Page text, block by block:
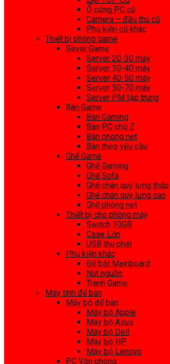
Ổ cứng PC cũ
Camera – đầu thu cũ
Phụ kiện cũ khác
Thiết bị phòng game
Sever Game
Server 20-30 máy
Server 30-40 máy
Server 40-50 máy
Server 50-70 máy
Server PM tập trung
Bàn Game
Bàn Gaming
Bàn PC chữ Z
Bàn phòng net
Bàn theo yêu cầu
Ghế Game
Ghế Gaming
Ghế Sofa
Ghế chân quỳ lưng thấp
Ghế chân quỳ lưng cao
Ghế phòng net
Thiết bị cho phòng máy
Switch 10GB
Case Lớn
USB thu phát
Phụ kiện khác
Đế bắt Mainboard
Nút nguồn
Tranh Game
Máy tính để bàn
Máy bộ để bàn
Máy bộ Apple
Máy bộ Asus
Máy bộ Dell
Máy bộ HP
Máy bộ Lenovo
PC Văn phòng